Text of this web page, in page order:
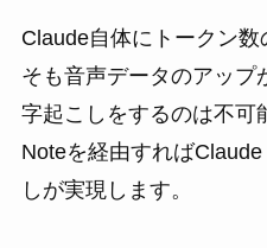
Claude自体にトークン
そも音声データのアップ
字起こしをするのは不可
Noteを経由すれば
しが実現します。